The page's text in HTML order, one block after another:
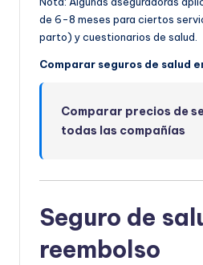
de 6-8 meses para ciertos
parto) y cuestionarios de salud.
Comparar seguros de salud
Comparar precios de
todas las compañías
Seguro de
reembolso